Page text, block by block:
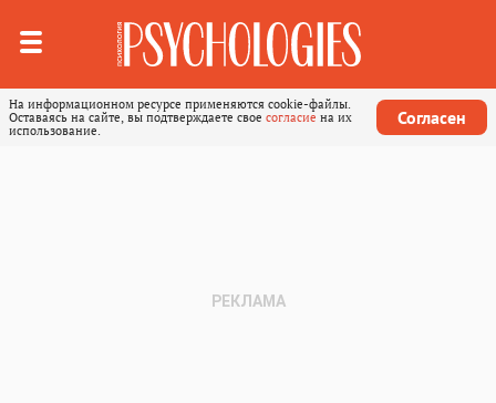
На информационном ресурсе применяются cookie-файлы.
Оставаясь на сайте, вы подтверждаете свое согласие на их
использование.
Согласен